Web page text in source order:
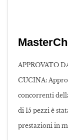
APPROVATO
CUCINA:
concorrenti
di 15 pezzi è
prestazioni in